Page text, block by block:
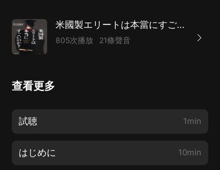
米國製エリートは本當にすごいのか？
805次播放 21條聲音
查看更多
試聴 1min
はじめに 10min